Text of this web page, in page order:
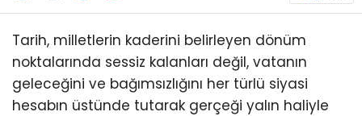
Tarih, milletlerin kaderini belirleyen dönüm
noktalarında sessiz kalanları değil, vatanın
geleceğini ve bağımsızlığını her türlü siyasi
hesabın üstünde tutarak gerçeği yalın haliyle